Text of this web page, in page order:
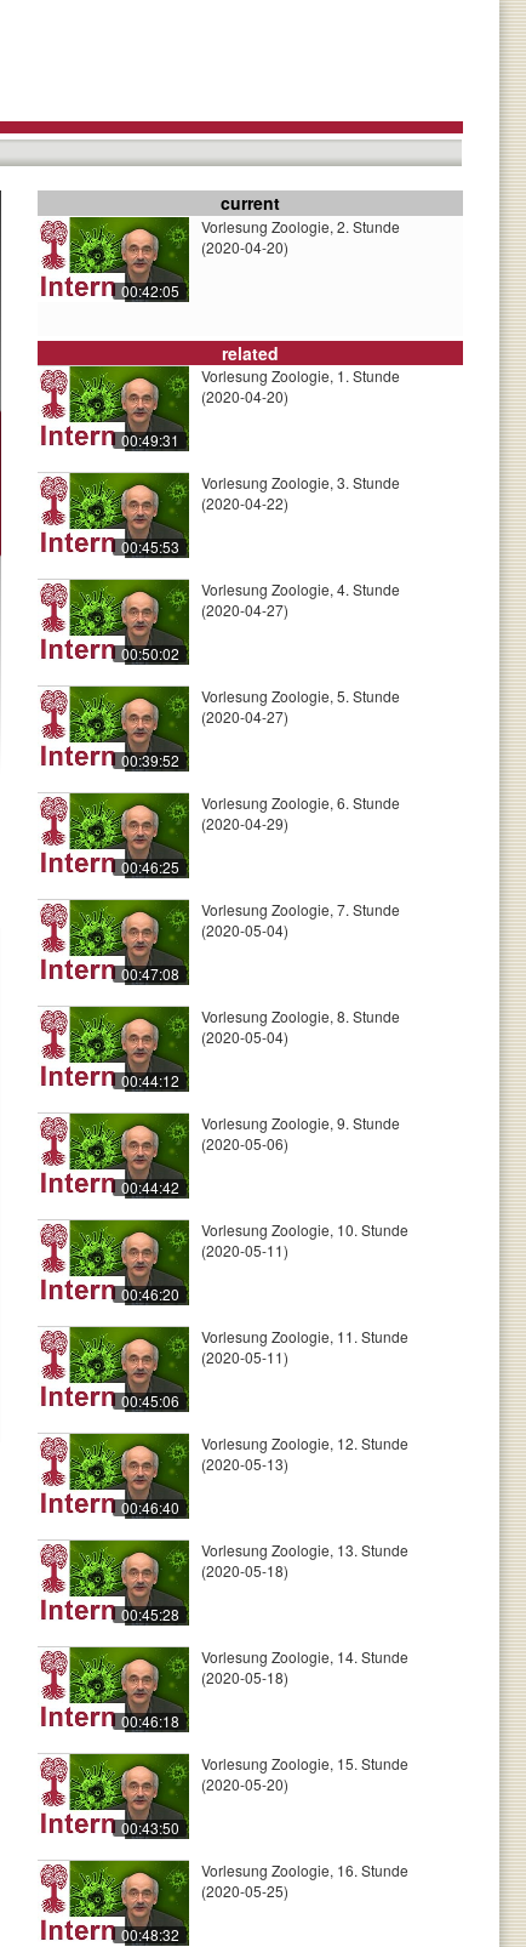
current
00:42:05
Vorlesung Zoologie, 2. Stunde
(2020-04-20)
related
00:49:31
Vorlesung Zoologie, 1. Stunde
(2020-04-20)
00:45:53
Vorlesung Zoologie, 3. Stunde
(2020-04-22)
00:50:02
Vorlesung Zoologie, 4. Stunde
(2020-04-27)
00:39:52
Vorlesung Zoologie, 5. Stunde
(2020-04-27)
00:46:25
Vorlesung Zoologie, 6. Stunde
(2020-04-29)
00:47:08
Vorlesung Zoologie, 7. Stunde
(2020-05-04)
00:44:12
Vorlesung Zoologie, 8. Stunde
(2020-05-04)
00:44:42
Vorlesung Zoologie, 9. Stunde
(2020-05-06)
00:46:20
Vorlesung Zoologie, 10. Stunde
(2020-05-11)
00:45:06
Vorlesung Zoologie, 11. Stunde
(2020-05-11)
00:46:40
Vorlesung Zoologie, 12. Stunde
(2020-05-13)
00:45:28
Vorlesung Zoologie, 13. Stunde
(2020-05-18)
00:46:18
Vorlesung Zoologie, 14. Stunde
(2020-05-18)
00:43:50
Vorlesung Zoologie, 15. Stunde
(2020-05-20)
00:48:32
Vorlesung Zoologie, 16. Stunde
(2020-05-25)